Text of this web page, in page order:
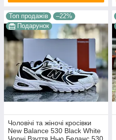
Топ продажів
–22%
Подарунок
Чоловічі та жіночі кросівки
New Balance 530 Black White